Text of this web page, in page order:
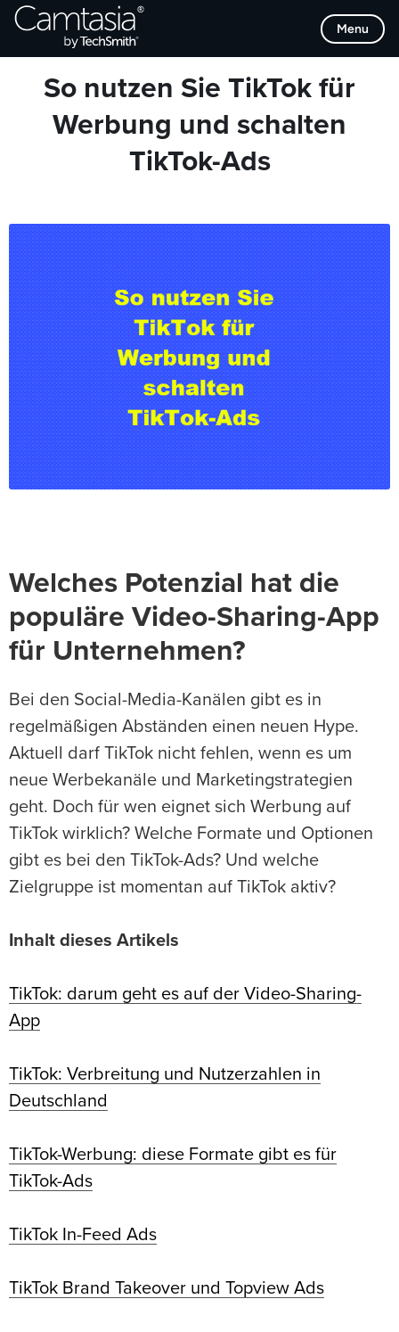
Direkt
zum
Menu
Browse Categories
So nutzen Sie TikTok für
Werbung und schalten
TikTok-Ads
Welches Potenzial hat die
populäre Video-Sharing-App
für Unternehmen?
Bei den Social-Media-Kanälen gibt es in
regelmäßigen Abständen einen neuen Hype.
Aktuell darf TikTok nicht fehlen, wenn es um
neue Werbekanäle und Marketingstrategien
geht. Doch für wen eignet sich Werbung auf
TikTok wirklich? Welche Formate und Optionen
gibt es bei den TikTok-Ads? Und welche
Zielgruppe ist momentan auf TikTok aktiv?
Inhalt dieses Artikels
TikTok: darum geht es auf der Video-Sharing-
App
TikTok: Verbreitung und Nutzerzahlen in
Deutschland
TikTok-Werbung: diese Formate gibt es für
TikTok-Ads
TikTok In-Feed Ads
TikTok Brand Takeover und Topview Ads